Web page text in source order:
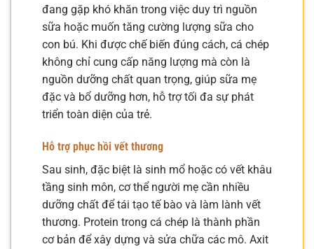
đang gặp khó khăn trong việc duy trì nguồn
sữa hoặc muốn tăng cường lượng sữa cho
con bú. Khi được chế biến đúng cách, cá chép
không chỉ cung cấp năng lượng mà còn là
nguồn dưỡng chất quan trọng, giúp sữa mẹ
đặc và bổ dưỡng hơn, hỗ trợ tối đa sự phát
triển toàn diện của trẻ.
Hỗ trợ phục hồi vết thương
Sau sinh, đặc biệt là sinh mổ hoặc có vết khâu
tầng sinh môn, cơ thể người mẹ cần nhiều
dưỡng chất để tái tạo tế bào và làm lành vết
thương. Protein trong cá chép là thành phần
cơ bản để xây dựng và sửa chữa các mô. Axit